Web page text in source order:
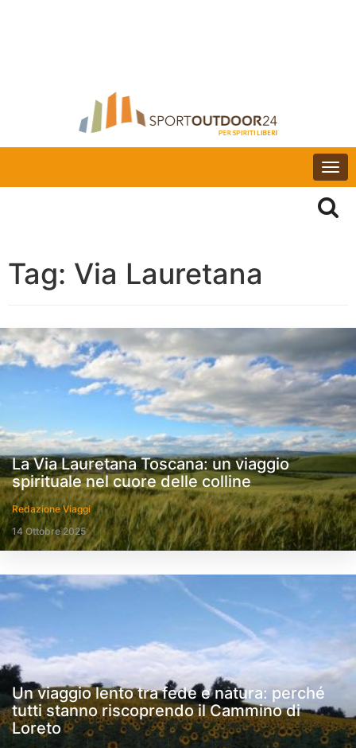
Tag: Via Lauretana
La Via Lauretana Toscana: un viaggio
spirituale nel cuore delle colline
Redazione Viaggi
14 Ottobre 2025
Un viaggio lento tra fede e natura: perché
tutti stanno riscoprendo il Cammino di
Loreto